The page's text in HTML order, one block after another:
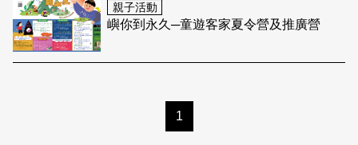
親子活動
嶼你到永久─童遊客家夏令營及推廣營
1